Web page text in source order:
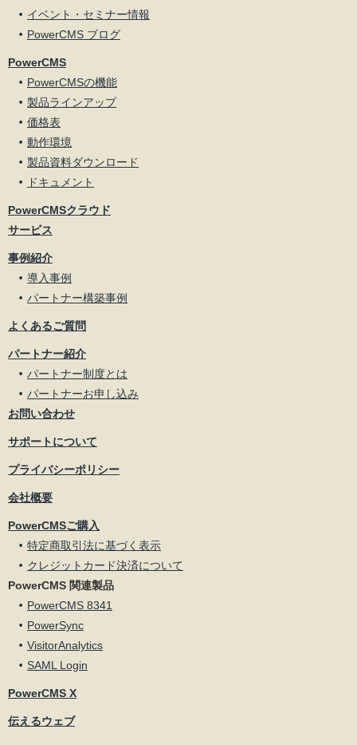
イベント・セミナー情報
PowerCMS ブログ
PowerCMS
PowerCMSの機能
製品ラインアップ
価格表
動作環境
製品資料ダウンロード
ドキュメント
PowerCMSクラウド
サービス
事例紹介
導入事例
パートナー構築事例
よくあるご質問
パートナー紹介
パートナー制度とは
パートナーお申し込み
お問い合わせ
サポートについて
プライバシーポリシー
会社概要
PowerCMSご購入
特定商取引法に基づく表示
クレジットカード決済について
PowerCMS 関連製品
PowerCMS 8341
PowerSync
VisitorAnalytics
SAML Login
PowerCMS X
伝えるウェブ